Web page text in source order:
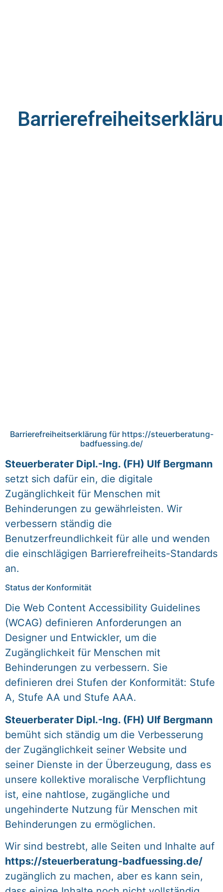
Barrierefreiheitserklärung für https://steuerberatung-
badfuessing.de/
Steuerberater Dipl.-Ing. (FH) Ulf Bergmann
setzt sich dafür ein, die digitale
Zugänglichkeit für Menschen mit
Behinderungen zu gewährleisten. Wir
verbessern ständig die
Benutzerfreundlichkeit für alle und wenden
die einschlägigen Barrierefreiheits-Standards
an.
Status der Konformität
Die Web Content Accessibility Guidelines
(WCAG) definieren Anforderungen an
Designer und Entwickler, um die
Zugänglichkeit für Menschen mit
Behinderungen zu verbessern. Sie
definieren drei Stufen der Konformität: Stufe
A, Stufe AA und Stufe AAA.
Steuerberater Dipl.-Ing. (FH) Ulf Bergmann
bemüht sich ständig um die Verbesserung
der Zugänglichkeit seiner Website und
seiner Dienste in der Überzeugung, dass es
unsere kollektive moralische Verpflichtung
ist, eine nahtlose, zugängliche und
ungehinderte Nutzung für Menschen mit
Behinderungen zu ermöglichen.
Wir sind bestrebt, alle Seiten und Inhalte auf
https://steuerberatung-badfuessing.de/
zugänglich zu machen, aber es kann sein,